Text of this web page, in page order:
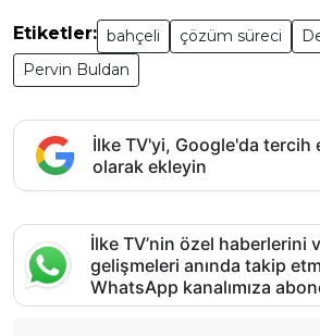
Etiketler: bahçeli çözüm süreci
Pervin Buldan
İlke TV'yi, Google'da tercih
olarak ekleyin
İlke TV’nin özel haberlerini
gelişmeleri anında takip
WhatsApp kanalımıza